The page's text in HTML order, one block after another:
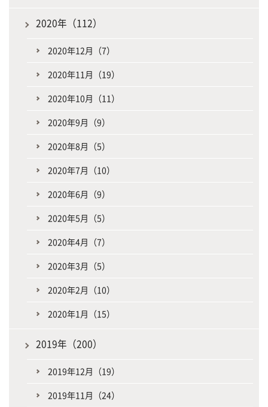
2020年（112）
2020年12月（7）
2020年11月（19）
2020年10月（11）
2020年9月（9）
2020年8月（5）
2020年7月（10）
2020年6月（9）
2020年5月（5）
2020年4月（7）
2020年3月（5）
2020年2月（10）
2020年1月（15）
2019年（200）
2019年12月（19）
2019年11月（24）